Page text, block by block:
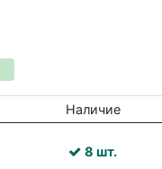
Наличие
8 шт.